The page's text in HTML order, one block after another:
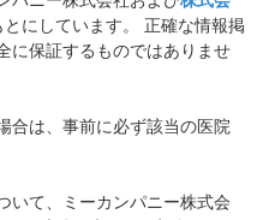
にしています。 正確な情報掲
に保証するものではありませ
合は、事前に必ず該当の医院
いて、ミーカンパニー株式会